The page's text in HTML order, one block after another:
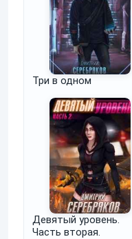
Три в одном
Девятый уровень.
Часть вторая.